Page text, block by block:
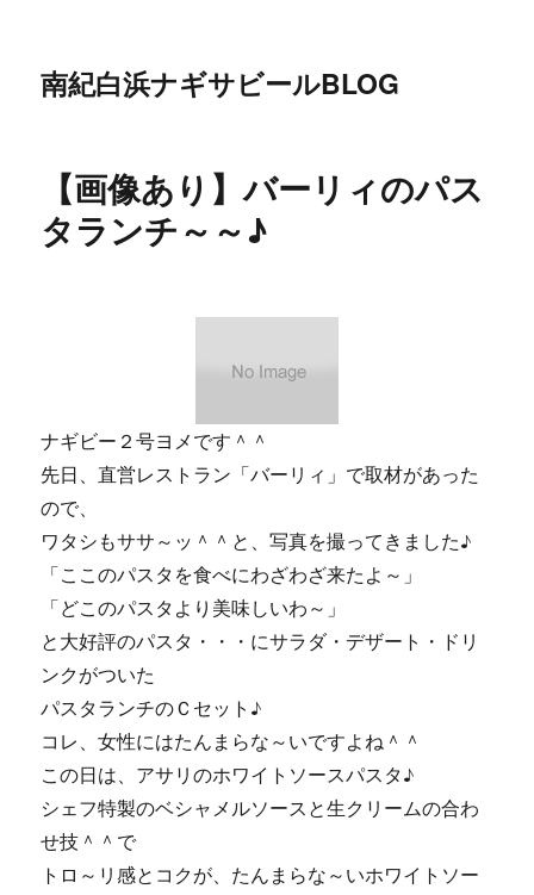
南紀白浜ナギサビールBLOG
【画像あり】バーリィのパス
タランチ～～♪
ナギビー２号ヨメです＾＾
先日、直営レストラン「バーリィ」で取材があった
ので、
ワタシもササ～ッ＾＾と、写真を撮ってきました♪
「ここのパスタを食べにわざわざ来たよ～」
「どこのパスタより美味しいわ～」
と大好評のパスタ・・・にサラダ・デザート・ドリ
ンクがついた
パスタランチのＣセット♪
コレ、女性にはたんまらな～いですよね＾＾
この日は、アサリのホワイトソースパスタ♪
シェフ特製のベシャメルソースと生クリームの合わ
せ技＾＾で
トロ～リ感とコクが、たんまらな～いホワイトソー